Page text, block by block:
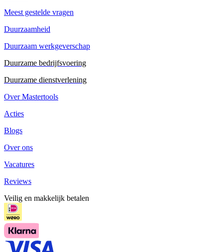
Meest gestelde vragen
Duurzaamheid
Duurzaam werkgeverschap
Duurzame bedrijfsvoering
Duurzame dienstverlening
Over Mastertools
Acties
Blogs
Over ons
Vacatures
Reviews
Veilig en makkelijk betalen